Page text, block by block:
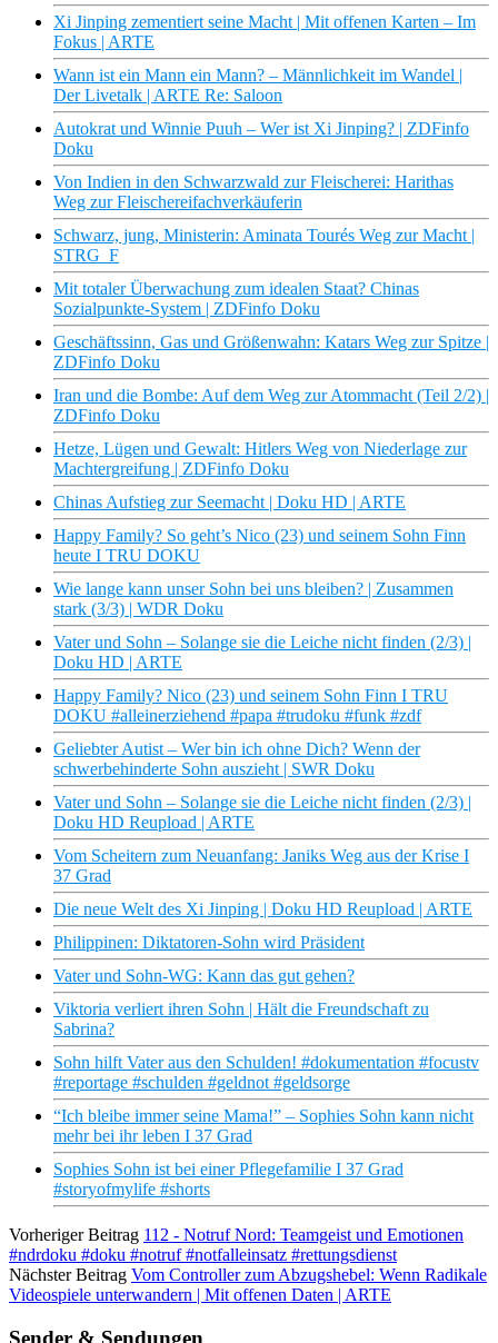
Xi Jinping zementiert seine Macht | Mit offenen Karten – Im
Fokus | ARTE
Wann ist ein Mann ein Mann? – Männlichkeit im Wandel |
Der Livetalk | ARTE Re: Saloon
Autokrat und Winnie Puuh – Wer ist Xi Jinping? | ZDFinfo
Doku
Von Indien in den Schwarzwald zur Fleischerei: Harithas
Weg zur Fleischereifachverkäuferin
Schwarz, jung, Ministerin: Aminata Tourés Weg zur Macht |
STRG_F
Mit totaler Überwachung zum idealen Staat? Chinas
Sozialpunkte-System | ZDFinfo Doku
Geschäftssinn, Gas und Größenwahn: Katars Weg zur Spitze |
ZDFinfo Doku
Iran und die Bombe: Auf dem Weg zur Atommacht (Teil 2/2) |
ZDFinfo Doku
Hetze, Lügen und Gewalt: Hitlers Weg von Niederlage zur
Machtergreifung | ZDFinfo Doku
Chinas Aufstieg zur Seemacht | Doku HD | ARTE
Happy Family? So geht’s Nico (23) und seinem Sohn Finn
heute I TRU DOKU
Wie lange kann unser Sohn bei uns bleiben? | Zusammen
stark (3/3) | WDR Doku
Vater und Sohn – Solange sie die Leiche nicht finden (2/3) |
Doku HD | ARTE
Happy Family? Nico (23) und seinem Sohn Finn I TRU
DOKU #alleinerziehend #papa #trudoku #funk #zdf
Geliebter Autist – Wer bin ich ohne Dich? Wenn der
schwerbehinderte Sohn auszieht | SWR Doku
Vater und Sohn – Solange sie die Leiche nicht finden (2/3) |
Doku HD Reupload | ARTE
Vom Scheitern zum Neuanfang: Janiks Weg aus der Krise I
37 Grad
Die neue Welt des Xi Jinping | Doku HD Reupload | ARTE
Philippinen: Diktatoren-Sohn wird Präsident
Vater und Sohn-WG: Kann das gut gehen?
Viktoria verliert ihren Sohn | Hält die Freundschaft zu
Sabrina?
Sohn hilft Vater aus den Schulden! #dokumentation #focustv
#reportage #schulden #geldnot #geldsorge
“Ich bleibe immer seine Mama!” – Sophies Sohn kann nicht
mehr bei ihr leben I 37 Grad
Sophies Sohn ist bei einer Pflegefamilie I 37 Grad
#storyofmylife #shorts
Vorheriger Beitrag 112 - Notruf Nord: Teamgeist und Emotionen
#ndrdoku #doku #notruf #notfalleinsatz #rettungsdienst
Nächster Beitrag Vom Controller zum Abzugshebel: Wenn Radikale
Videospiele unterwandern | Mit offenen Daten | ARTE
Sender & Sendungen